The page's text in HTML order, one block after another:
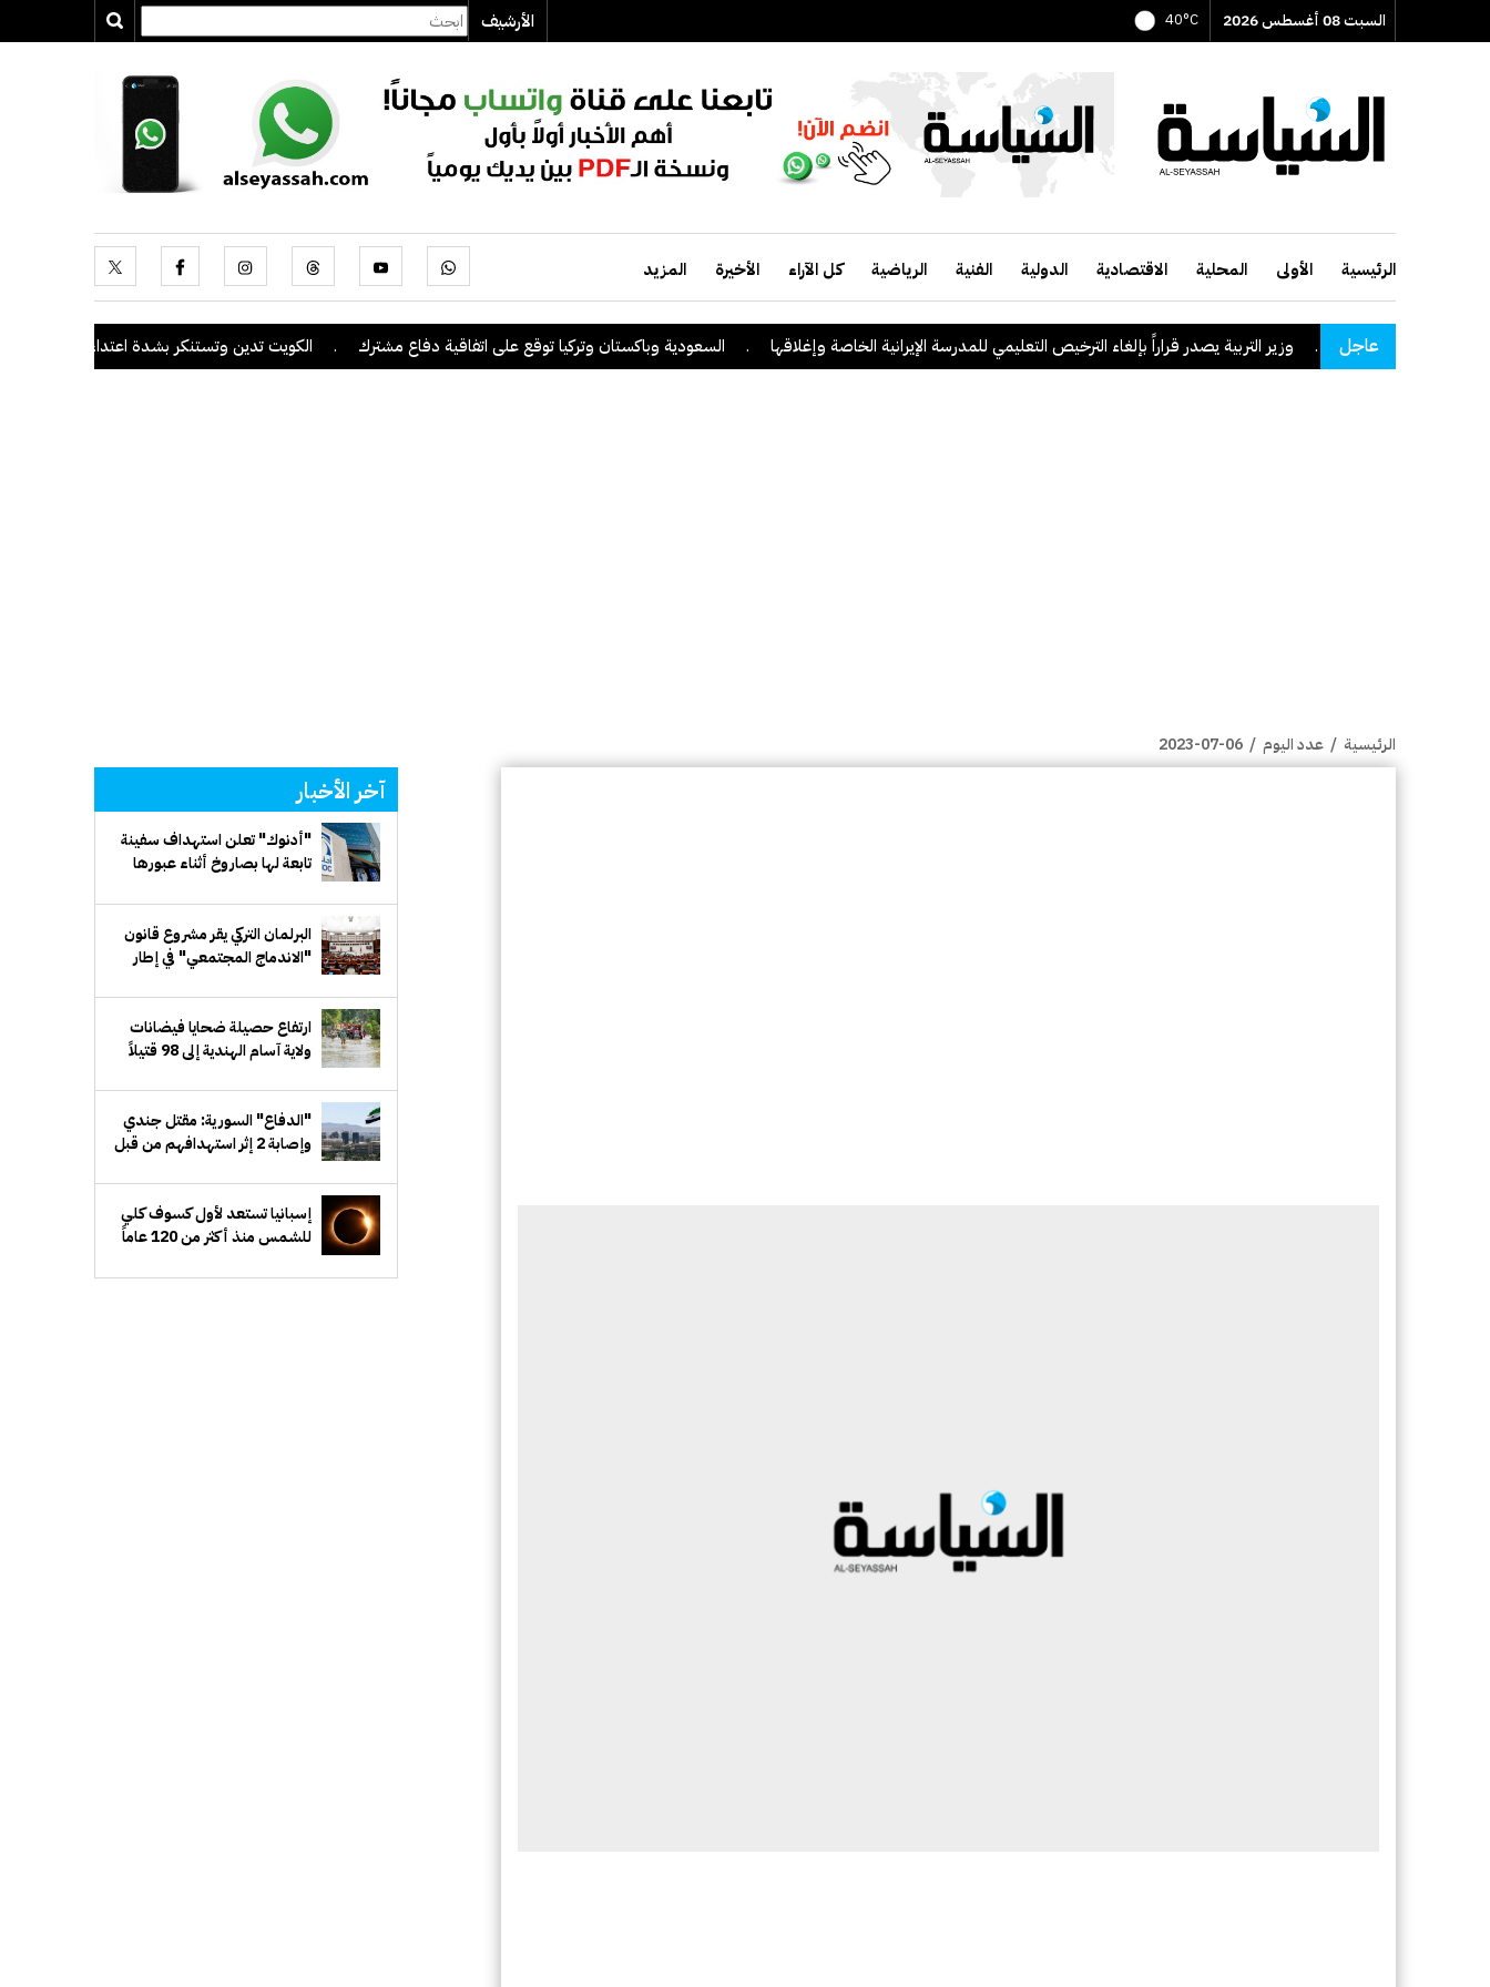
السبت 08 أغسطس 2026 40°C الأرشيف
الرئيسية الأولى المحلية الاقتصادية الدولية الفنية الرياضية كل الآراء الأخيرة المزيد
عاجلوزير التربية يصدر قراراً بإلغاء الترخيص التعليمي للمدرسة الإيرانية الخاصة وإغلاقها . السعودية وباكستان وتركيا توقع على اتفاقية دفاع مشترك . الكويت تدين وتستنكر بشدة اعتداءات ميليشيا الحوثي
الرئيسية / عدد اليوم /
2023-07-06
آخر الأخبار
"أدنوك" تعلن استهداف سفينة
تابعة لها بصاروخ أثناء عبورها
البرلمان التركي يقر مشروع قانون
"الاندماج المجتمعي" في إطار
ارتفاع حصيلة ضحايا فيضانات
ولاية آسام الهندية إلى 98 قتيلاً
"الدفاع" السورية: مقتل جندي
وإصابة 2 إثر استهدافهم من قبل
إسبانيا تستعد لأول كسوف كلي
للشمس منذ أكثر من 120 عاماً